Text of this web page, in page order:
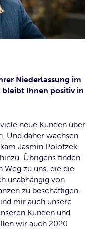
Niederlassung im
bleibt Ihnen positiv in
neue Kunden über
Und daher wachsen
Jasmin Polotzek
Übrigens finden
zu uns, die die
unabhängig von
zu beschäftigen.
mir auch unsere
Kunden und
wir auch 2020